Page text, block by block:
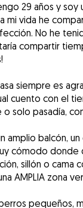
29 años y
mi vida he
No he
compartir
siempre es
cuento con el
o solo pasadía,
amplio balcón,
cómodo donde
sillón o cama
AMPLIA zona
pequeños,